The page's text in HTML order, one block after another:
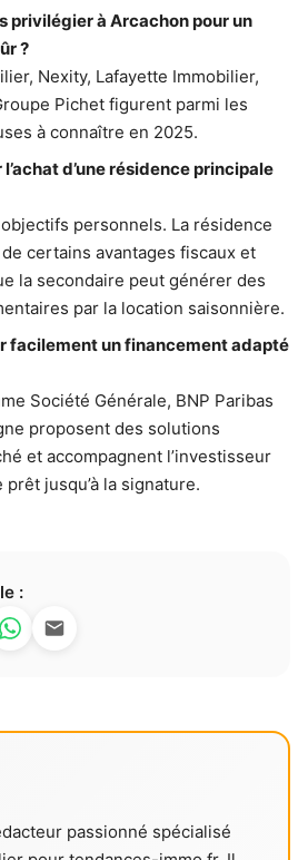
privilégier à Arcachon pour un
?
Nexity, Lafayette Immobilier,
Pichet figurent parmi les
à connaître en 2025.
d’une résidence principale
personnels. La résidence
certains avantages fiscaux et
la secondaire peut générer des
par la location saisonnière.
facilement un financement adapté
Société Générale, BNP Paribas
proposent des solutions
et accompagnent l’investisseur
jusqu’à la signature.
:
passionné spécialisé